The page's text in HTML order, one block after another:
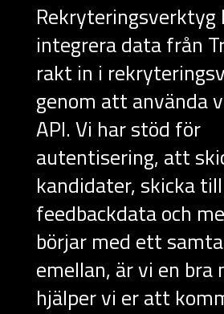
Rekryteringsverktyg
integrera data från
rakt in i
genom att använda
API. Vi har stöd för
autentisering, att
kandidater, skicka
feedbackdata och
börjar med ett
emellan, är vi en bra
hjälper vi er att